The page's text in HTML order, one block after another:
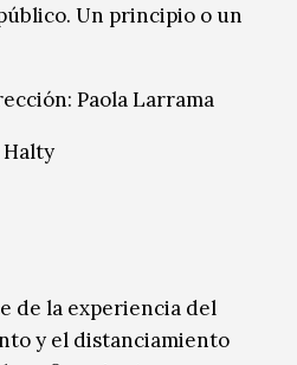
Un principio o un
Paola Larrama
de la experiencia del
y el distanciamiento